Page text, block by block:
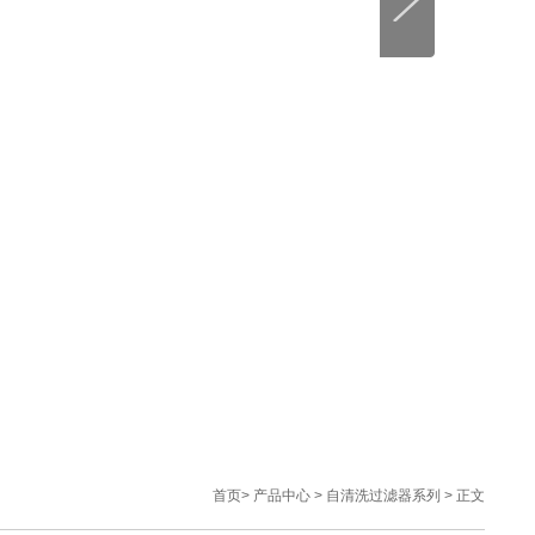
首页> 产品中心> 自清洗过滤器系列 > 正文